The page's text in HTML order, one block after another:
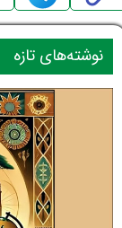
نوشته‌های تازه